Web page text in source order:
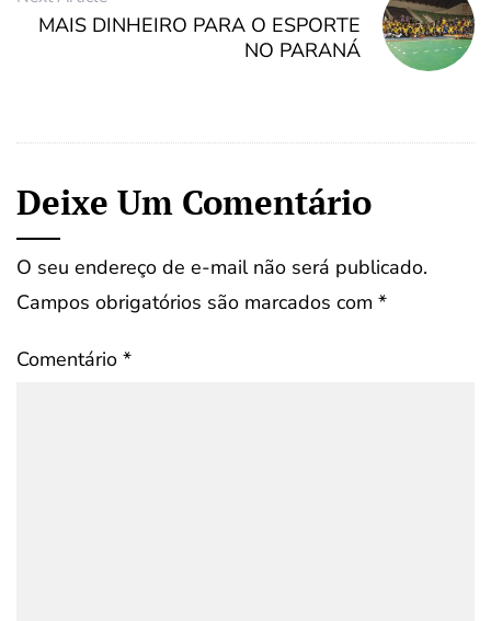
MAIS DINHEIRO PARA O ESPORTE
NO PARANÁ
Deixe Um Comentário
O seu endereço de e-mail não será publicado.
Campos obrigatórios são marcados com *
Comentário *